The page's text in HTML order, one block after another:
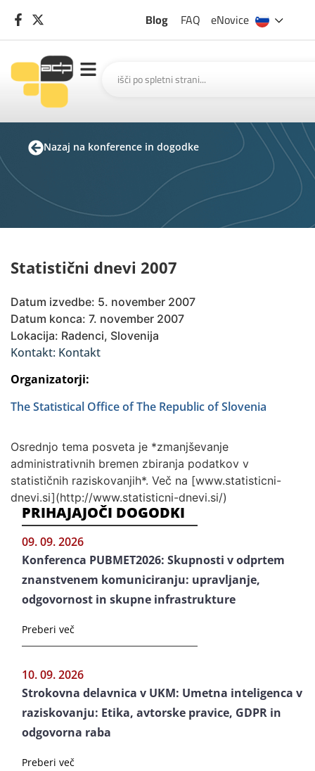
Blog FAQ eNovice
Nazaj na konference in dogodke
Statistični dnevi 2007
Datum izvedbe: 5. november 2007
Datum konca: 7. november 2007
Lokacija: Radenci, Slovenija
Kontakt: Kontakt
Organizatorji:
The Statistical Office of The Republic of Slovenia
Osrednjo tema posveta je *zmanjševanje
administrativnih bremen zbiranja podatkov v
statističnih raziskovanjih*. Več na [www.statisticni-
dnevi.si](http://www.statisticni-dnevi.si/)
PRIHAJAJOČI DOGODKI
09. 09. 2026
Konferenca PUBMET2026: Skupnosti v odprtem
znanstvenem komuniciranju: upravljanje,
odgovornost in skupne infrastrukture
Preberi več
10. 09. 2026
Strokovna delavnica v UKM: Umetna inteligenca v
raziskovanju: Etika, avtorske pravice, GDPR in
odgovorna raba
Preberi več